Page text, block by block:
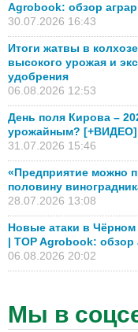
Agrobook: обзор
30.07.2026 16:43
Итоги жатвы в
высокого урожая и
удобрения
06.08.2026 12:53
День поля Кирова –
урожайным? [+ВИДЕО]
31.07.2026 15:46
«Предприятие можно
половину
28.07.2026 13:08
Новые атаки в
| TOP Agrobook:
06.08.2026 20:02
Мы в